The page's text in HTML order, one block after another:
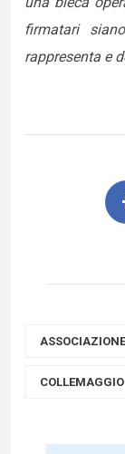
firmatari
rappresenta e
COLLEMAGGIO